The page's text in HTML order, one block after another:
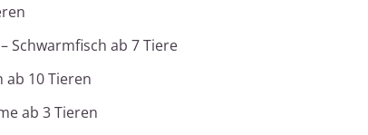
Schwarmfisch ab 7 Tiere
ab 10 Tieren
ab 3 Tieren